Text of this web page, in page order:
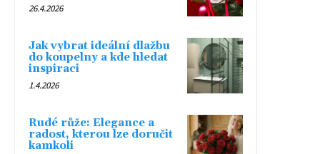
26.4.2026
Jak vybrat ideální dlažbu
do koupelny a kde hledat
inspiraci
1.4.2026
Rudé růže: Elegance a
radost, kterou lze doručit
kamkoli